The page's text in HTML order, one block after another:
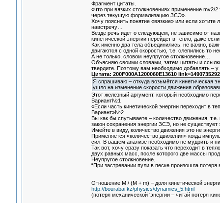
Фрагмент цитаты.
«что при вязких столкновениях применение mv2/2
через текущую формализацию ЗСЭ».
Хочу пояснить понятие «вязкие» или если
навстречу…
Везде речь идет о следующем, не зависимо от
кинетической энергии перейдет в тепло, даже
Как именно два тела объединились, не важно,
двигаются с одной скоростью, т.е. слепились то
А не только, словом неупругое столкновение…
Объясняю своими словами, затем цитаты и
твердите. Поэтому вам необходимо добавлять –
Цитата: 200F000A1200060E13610
Я спрашиваю – откуда возьмётся кинетическая
ушло на изменение скорости движения
Этот железный аргумент, который необходимо
Вариант№1
«Если часть кинетической энергии переходит в
Вариант»№2
Вы как бы спутываете – количество движения,
закон сохранения энергии ЗСЭ, но не существует
Имейте в виду, количество движения это не
Применяется «количество движения» когда
сил. В вашем анализе необходимо не мудрить и
Так вот, хочу сразу показать что переходит в
двух равных масс, после которого две массы
Неупругое столкновение.
“При застревании пули в песке произошла потеря
Отношение M / (M + m) – доля кинетической
http://bourabai.kz/physics/dynamics_5.html
(потеря механической ‘энергии – читай потеря